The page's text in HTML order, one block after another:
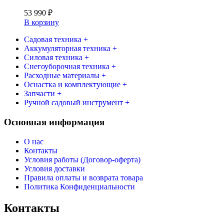
53 990 ₽
В корзину
Садовая техника +
Аккумуляторная техника +
Силовая техника +
Снегоуборочная техника +
Расходные материалы +
Оснастка и комплектующие +
Запчасти +
Ручной садовый инструмент +
Основная информация
О нас
Контакты
Условия работы (Договор-оферта)
Условия доставки
Правила оплаты и возврата товара
Политика Конфиденциальности
Контакты